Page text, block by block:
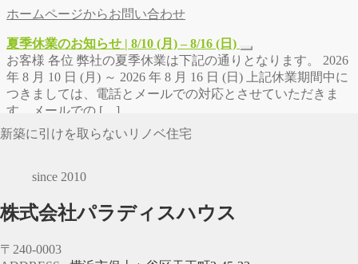
新築に引けを取らないリノベ住宅
since 2010
株式会社パラディスハウス
〒240-0003
ホームページからお問い合わせ
夏季休業のお知らせ | 8/10 (月) – 8/16 (日)
お客様 各位 弊社の夏季休業は下記の通りとなります。 2026
年 8 月 10 日 (月) ～ 2026 年 8 月 16 日 (日) 上記休業期間中に
つきましては、電話とメールでの対応とさせていただきま
す。メールでの […]